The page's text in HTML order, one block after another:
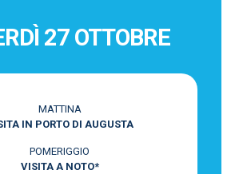
27 OTTOBRE
MATTINA
IN PORTO DI AUGUSTA
POMERIGGIO
VISITA A NOTO*